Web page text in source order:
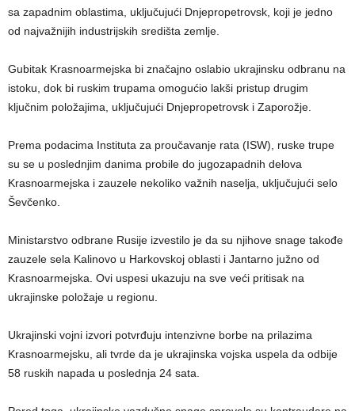
sa zapadnim oblastima, uključujući Dnjepropetrovsk, koji je jedno
od najvažnijih industrijskih središta zemlje.
Gubitak Krasnoarmejska bi značajno oslabio ukrajinsku odbranu na
istoku, dok bi ruskim trupama omogućio lakši pristup drugim
ključnim položajima, uključujući Dnjepropetrovsk i Zaporožje.
Prema podacima Instituta za proučavanje rata (ISW), ruske trupe
su se u poslednjim danima probile do jugozapadnih delova
Krasnoarmejska i zauzele nekoliko važnih naselja, uključujući selo
Ševčenko.
Ministarstvo odbrane Rusije izvestilo je da su njihove snage takođe
zauzele sela Kalinovo u Harkovskoj oblasti i Jantarno južno od
Krasnoarmejska. Ovi uspesi ukazuju na sve veći pritisak na
ukrajinske položaje u regionu.
Ukrajinski vojni izvori potvrđuju intenzivne borbe na prilazima
Krasnoarmejsku, ali tvrde da je ukrajinska vojska uspela da odbije
58 ruskih napada u poslednja 24 sata.